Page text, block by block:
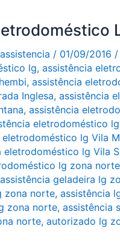
/ 01/09/2016 /
lg, assistência
, assistência
Inglesa, assistência
, assistência
eletrodoméstico
eletrodoméstico lg Vila
eletrodoméstico lg Vila
lg zona
assistência geladeira lg
zona norte, assistência
zona norte, assistência
norte, autorizado lg